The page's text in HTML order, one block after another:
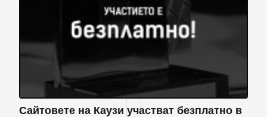
Сайтовете на Каузи участват безплатно в